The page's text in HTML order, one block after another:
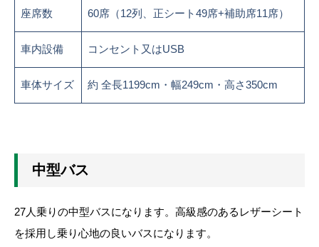
座席数 60席（12列、正シート49席+補助席11席）
車内設備 コンセント又はUSB
車体サイズ 約 全長1199cm・幅249cm・高さ350cm
中型バス
27人乗りの中型バスになります。高級感のあるレザーシート
を採用し乗り心地の良いバスになります。